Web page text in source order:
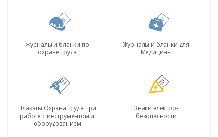
Журналы и бланки по
охране труда
Журналы и бланки для
Медицины
Плакаты Охрана труда при
работе с инструментом и
оборудованием
Знаки электро-
безопасности